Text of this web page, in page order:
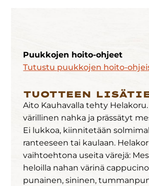
TUOTTEEN
Aito Kauhavalla tehty
värillinen nahka ja prässätyt
Ei lukkoa, kiinnitetään
ranteeseen tai kaulaan.
vaihtoehtona useita värejä:
heloilla nahan värinä
punainen, sininen,
Puukkojen hoito-ohjeet
Tutustu puukkojen hoito-